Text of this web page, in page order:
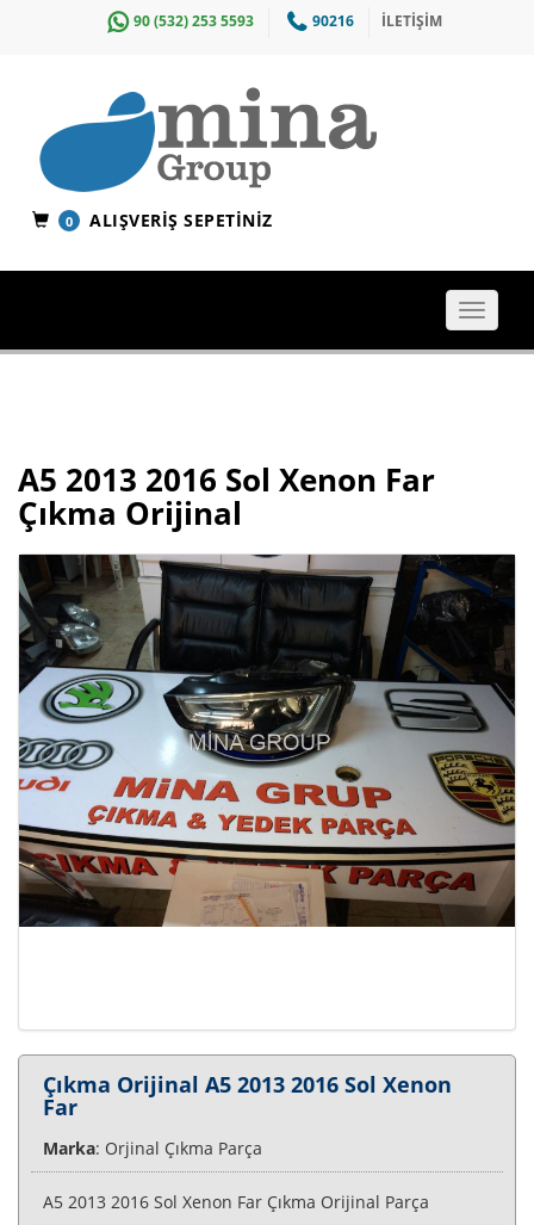
90 (532) 253 5593 90216 İLETİŞİM
0 ALIŞVERIŞ SEPETINIZ
Toggle
A5 2013 2016 Sol Xenon Far
Çıkma Orijinal
Çıkma Orijinal A5 2013 2016 Sol Xenon
Far
Marka: Orjinal Çıkma Parça
A5 2013 2016 Sol Xenon Far Çıkma Orijinal Parça